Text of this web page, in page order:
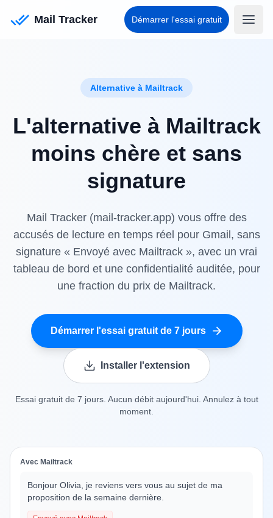
Mail Tracker Démarrer l'essai gratuit
Alternative à Mailtrack
L'alternative à Mailtrack
moins chère et sans
signature
Mail Tracker (mail-tracker.app) vous offre des
accusés de lecture en temps réel pour Gmail, sans
signature « Envoyé avec Mailtrack », avec un vrai
tableau de bord et une confidentialité auditée, pour
une fraction du prix de Mailtrack.
Démarrer l'essai gratuit de 7 jours
Installer l'extension
Essai gratuit de 7 jours. Aucun débit aujourd'hui. Annulez à tout
moment.
Avec Mailtrack
Bonjour Olivia, je reviens vers vous au sujet de ma
proposition de la semaine dernière.